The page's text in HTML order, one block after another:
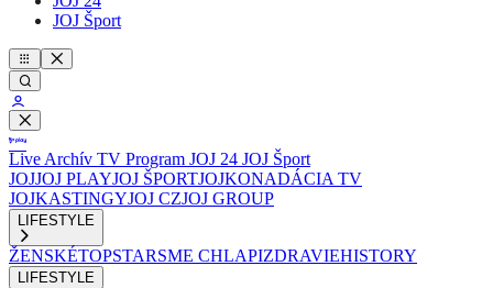
JOJ Šport
Live Archív TV Program JOJ 24 JOJ Šport
JOJJOJ PLAYJOJ ŠPORTJOJKONADÁCIA TV
JOJKASTINGYJOJ CZJOJ GROUP
LIFESTYLE
ŽENSKÉTOPSTARSME CHLAPIZDRAVIEHISTORY
LIFESTYLE